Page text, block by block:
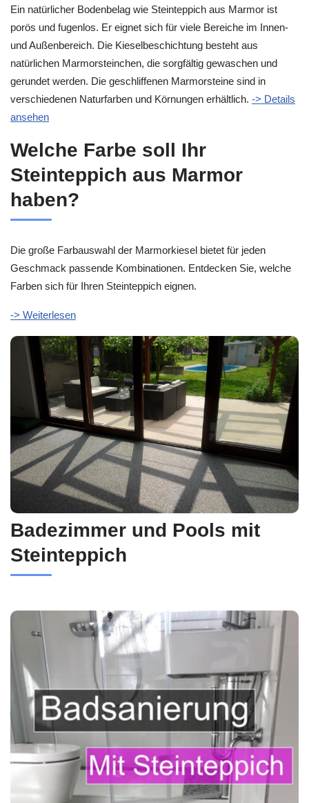
Ein natürlicher Bodenbelag wie Steinteppich aus Marmor ist
porös und fugenlos. Er eignet sich für viele Bereiche im Innen-
und Außenbereich. Die Kieselbeschichtung besteht aus
natürlichen Marmorsteinchen, die sorgfältig gewaschen und
gerundet werden. Die geschliffenen Marmorsteine sind in
verschiedenen Naturfarben und Körnungen erhältlich. -> Details
ansehen
Welche Farbe soll Ihr
Steinteppich aus Marmor
haben?
Die große Farbauswahl der Marmorkiesel bietet für jeden
Geschmack passende Kombinationen. Entdecken Sie, welche
Farben sich für Ihren Steinteppich eignen.
-> Weiterlesen
Badezimmer und Pools mit
Steinteppich